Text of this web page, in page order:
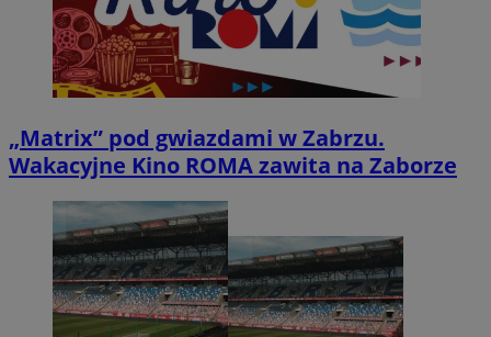
„Matrix” pod gwiazdami w Zabrzu.
Wakacyjne Kino ROMA zawita na Zaborze